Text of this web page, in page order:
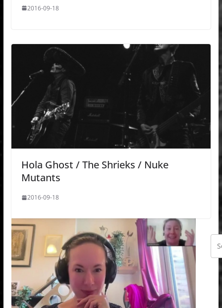
2016-09-18
Hola Ghost / The Shrieks / Nuke
Mutants
2016-09-18